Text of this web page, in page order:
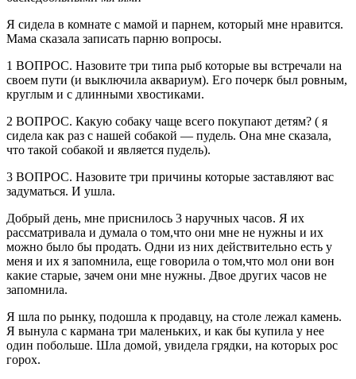
Я сидела в комнате с мамой и парнем, который мне нравится.
Мама сказала записать парню вопросы.
1 ВОПРОС. Назовите три типа рыб которые вы встречали на
своем пути (и выключила аквариум). Его почерк был ровным,
круглым и с длинными хвостиками.
2 ВОПРОС. Какую собаку чаще всего покупают детям? ( я
сидела как раз с нашей собакой — пудель. Она мне сказала,
что такой собакой и является пудель).
3 ВОПРОС. Назовите три причины которые заставляют вас
задуматься. И ушла.
Добрый день, мне приснилось 3 наручных часов. Я их
рассматривала и думала о том,что они мне не нужны и их
можно было бы продать. Одни из них действительно есть у
меня и их я запомнила, еще говорила о том,что мол они вон
какие старые, зачем они мне нужны. Двое других часов не
запомнила.
Я шла по рынку, подошла к продавцу, на столе лежал камень.
Я вынула с кармана три маленьких, и как бы купила у нее
один побольше. Шла домой, увидела грядки, на которых рос
горох.